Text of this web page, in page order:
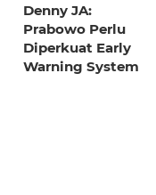
Denny JA:
Prabowo Perlu
Diperkuat Early
Warning System